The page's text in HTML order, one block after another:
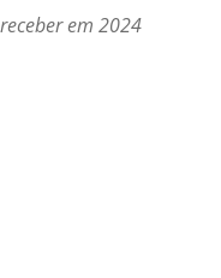
em 2024